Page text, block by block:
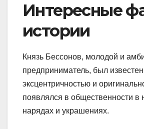
Интересные
истории
Князь Бессонов, молодой и
предприниматель, был
эксцентричностью и
появлялся в общественности в
нарядах и украшениях.